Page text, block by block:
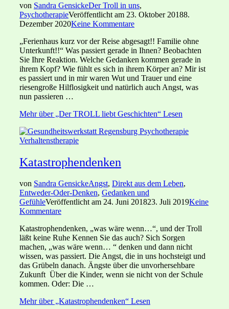
von Sandra GensickeDer Troll in uns,
PsychotherapieVeröffentlicht am 23. Oktober 20188.
Dezember 2020Keine Kommentare
„Ferienhaus kurz vor der Reise abgesagt!! Familie ohne
Unterkunft!!“ Was passiert gerade in Ihnen? Beobachten
Sie Ihre Reaktion. Welche Gedanken kommen gerade in
ihrem Kopf? Wie fühlt es sich in ihrem Körper an? Mir ist
es passiert und in mir waren Wut und Trauer und eine
riesengroße Hilflosigkeit und natürlich auch Angst, was
nun passieren …
Mehrüber „Der TROLL liebt Geschichten“ Lesen
Katastrophendenken
von Sandra GensickeAngst, Direkt aus dem Leben,
Entweder-Oder-Denken, Gedanken und
GefühleVeröffentlicht am 24. Juni 201823. Juli 2019Keine
Kommentare
Katastrophendenken, „was wäre wenn…“, und der Troll
läßt keine Ruhe Kennen Sie das auch? Sich Sorgen
machen, „was wäre wenn… “ denken und dann nicht
wissen, was passiert. Die Angst, die in uns hochsteigt und
das Grübeln danach. Ängste über die unvorhersehbare
Zukunft Über die Kinder, wenn sie nicht von der Schule
kommen. Oder: Die …
Mehrüber „Katastrophendenken“ Lesen